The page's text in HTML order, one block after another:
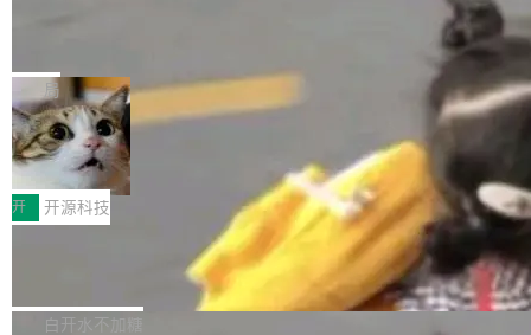
化系统等关键方向的系统性技术实力。 本届赛事
聚焦多语言对话语音模型面临的关键技术挑战，
共吸引来自全球工业界与学术界的1...
5 的架构基础构建，参数规模扩展至 2.4 万亿，
激活参数95B，支持100万上下文Tokens，在编
程、办公、科研以及长周期任务等方面实现了全
面提升。它不仅能应对更具挑战性的问题，还能
更可靠地端到端完成复杂任务，输出值得信赖的
成果。 全球开发者都可通过千问 AI 平台获得 Q
wen3.8 的 API 服务：国内每百万 Tok...
态生成模型，能生成带原生立体声的 2K 视频。
没有发布会，没有预告，直接扔了篇文章出来，
权重已经上传至 Hugging Face。 去年国内的视
频生成模型还在追 Runway 和 Pika 的参数，今
天 MiniMax H3 从架构到许可都摆上台面了。一
个模型，三个模块，两个开源。 H3 由三个模块
组成：H3-Context-IR 负责多模态指令理解和编
排（闭源，提供 API）；H3-Base 是核心生成模
型，33B 参数，负责 768p 音视频生成（开
局
DeepSeek-V4-Flash正式版API上线超
算互联网
近日，DeepSeek-V4-Flash 正式版 API 开启公
开测试。国家超算互联网正式上线 DeepSeek-V
4-Flash 正式版（DeepSeek-V4-Flash-0731）
模型 API 调用服务和模型文件。 DeepSeek-V4-
Flash-0731 经过大量后训练工作，智能体能力
大幅增强，指令遵循能力大幅增强。在多项基准
开 开源科技
Docker 29.7.1 现已发布，具体更新内容如下：
Bug fixes and enhancements 修复了一个回归
白开水不加糖